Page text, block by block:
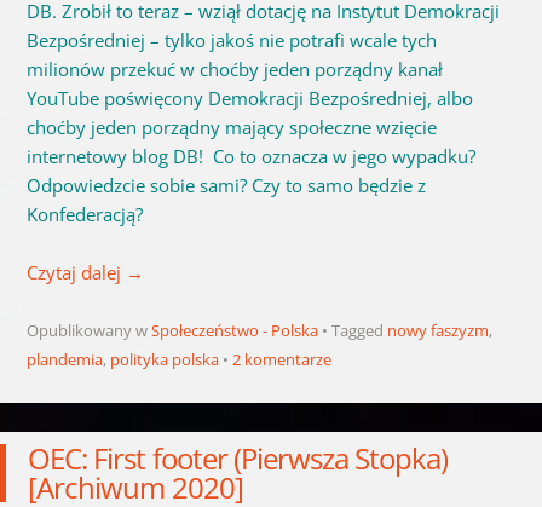
DB. Zrobił to teraz – wziął dotację na Instytut Demokracji
Bezpośredniej – tylko jakoś nie potrafi wcale tych
milionów przekuć w choćby jeden porządny kanał
YouTube poświęcony Demokracji Bezpośredniej, albo
choćby jeden porządny mający społeczne wzięcie
internetowy blog DB! Co to oznacza w jego wypadku?
Odpowiedzcie sobie sami? Czy to samo będzie z
Konfederacją?
Czytaj dalej →
Opublikowany wSpołeczeństwo - Polska Tagged nowy faszyzm,
plandemia, polityka polska 2 komentarze
OEC: First footer (Pierwsza Stopka)
[Archiwum 2020]